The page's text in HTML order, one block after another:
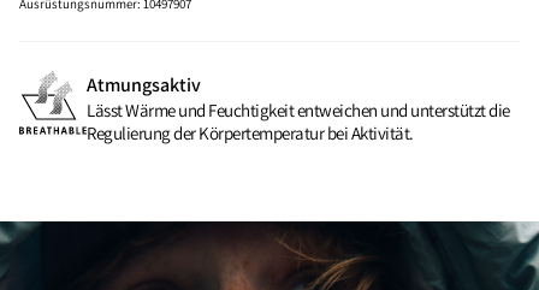
Ausrüstungsnummer:10497907
Atmungsaktiv
Lässt Wärme und Feuchtigkeit entweichen und unterstützt die
Regulierung der Körpertemperatur bei Aktivität.